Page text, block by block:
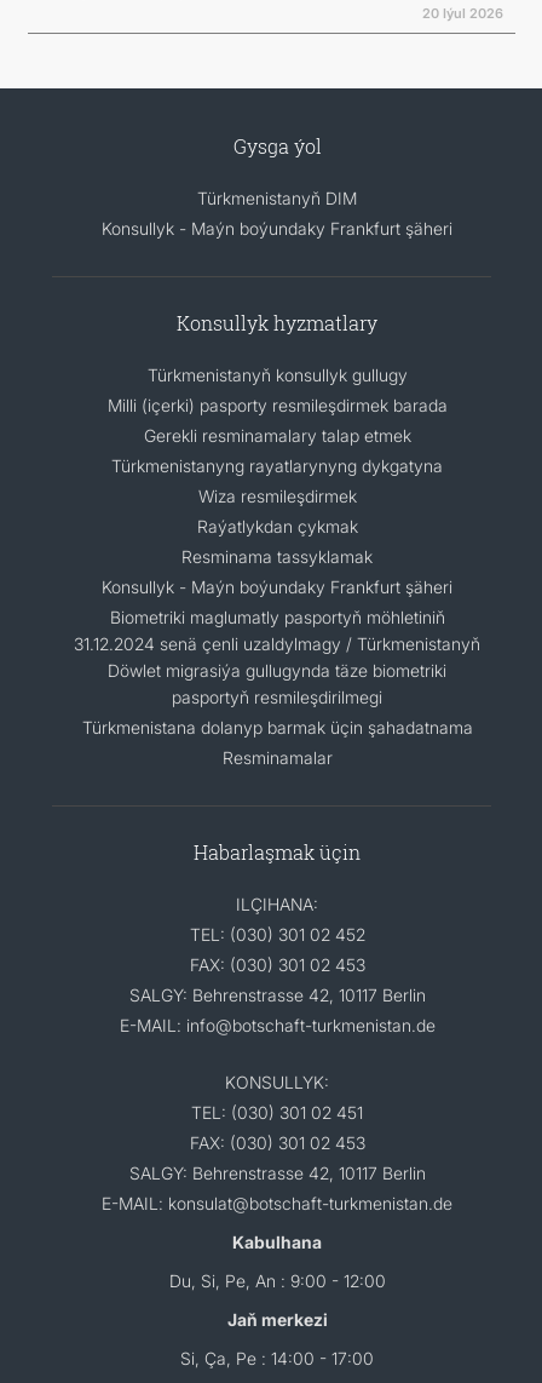
20 Iýul 2026
Gysga ýol
Türkmenistanyň DIM
Konsullyk - Maýn boýundaky Frankfurt şäheri
Konsullyk hyzmatlary
Türkmenistanyň konsullyk gullugy
Milli (içerki) pasporty resmileşdirmek barada
Gerekli resminamalary talap etmek
Türkmenistanyng rayatlarynyng dykgatyna
Wiza resmileşdirmek
Raýatlykdan çykmak
Resminama tassyklamak
Konsullyk - Maýn boýundaky Frankfurt şäheri
Biometriki maglumatly pasportyň möhletiniň
31.12.2024 senä çenli uzaldylmagy / Türkmenistanyň
Döwlet migrasiýa gullugynda täze biometriki
pasportyň resmileşdirilmegi
Türkmenistana dolanyp barmak üçin şahadatnama
Resminamalar
Habarlaşmak üçin
ILÇIHANA:
TEL: (030) 301 02 452
FAX: (030) 301 02 453
SALGY: Behrenstrasse 42, 10117 Berlin
E-MAIL: info@botschaft-turkmenistan.de
KONSULLYK:
TEL: (030) 301 02 451
FAX: (030) 301 02 453
SALGY: Behrenstrasse 42, 10117 Berlin
E-MAIL: konsulat@botschaft-turkmenistan.de
Kabulhana
Du, Si, Pe, An : 9:00 - 12:00
Jaň merkezi
Si, Ça, Pe : 14:00 - 17:00